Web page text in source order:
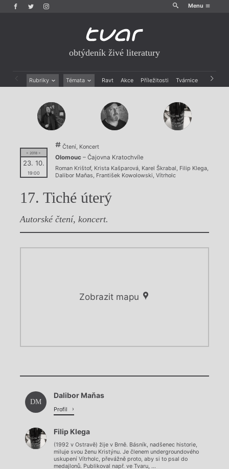
Menu
obtýdeník živé literatury
Rubriky Témata Ravt Akce Příležitosti Tvárnice Archiv
Drobná publicistika
Esejistika
Recenze a reflexe
Rozhovory
Právě vychází
Mauzoleum
Divadlo
Dokument
Výroční ceny
= 2018 =
23. 10.
19:00
Čtení, Koncert
Olomouc– Čajovna Kratochvíle
Roman Krištof, Krista Kašparová, Karel Škrabal , Filip Klega,
Dalibor Maňas, František Kowolowski, Vítrholc
17. Tiché úterý
Autorské čtení, koncert.
Zobrazit mapu
Načítá se.
Chviličku.
Načítá se.
DM
Dalibor Maňas
Profil
Filip Klega
(1992 v Ostravě) žije v Brně. Básník, nadšenec historie,
miluje svou ženu Kristýnu. Je členem undergroundového
uskupení Vítrholc, převážně proto, aby si to psal do
medajlonů. Publikoval např. ve Tvaru, ...